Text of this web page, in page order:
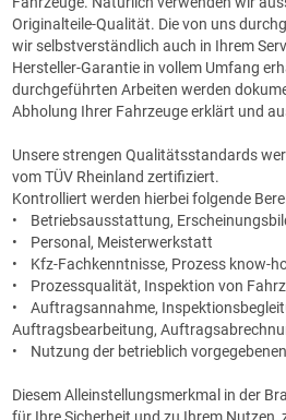
Originalteile-Qualität. Die von uns
wir selbstverständlich auch in Ihrem
Hersteller-Garantie in vollem Umfang
durchgeführten Arbeiten werden
Abholung Ihrer Fahrzeuge erklärt und
Unsere strengen Qualitätsstandards
vom TÜV Rheinland zertifiziert.
Kontrolliert werden hierbei folgende
• Betriebsausstattung,
• Personal, Meisterwerkstatt
• Kfz-Fachkenntnisse, Prozess know-
• Prozessqualität, Inspektion von
• Auftragsannahme,
Auftragsbearbeitung,
• Nutzung der betrieblich
Diesem Alleinstellungsmerkmal in der